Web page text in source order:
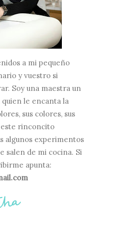
a mi pequeño
y vuestro si
Soy una maestra un
quien le encanta la
sus colores, sus
este rinconcito
algunos experimentos
salen de mi cocina. Si
apunta: